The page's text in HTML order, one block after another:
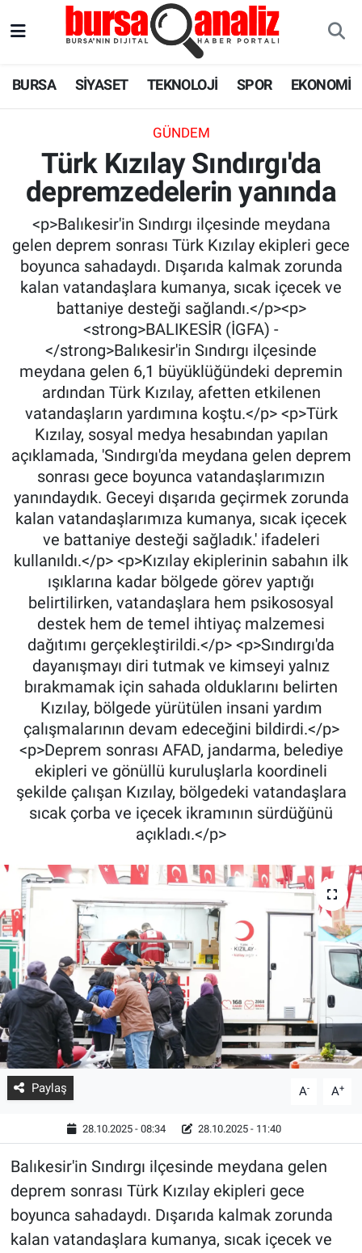
BURSA SİYASET TEKNOLOJİ SPOR EKONOMİ
GÜNDEM
Türk Kızılay Sındırgı'da
depremzedelerin yanında
<p>Balıkesir'in Sındırgı ilçesinde meydana
gelen deprem sonrası Türk Kızılay ekipleri gece
boyunca sahadaydı. Dışarıda kalmak zorunda
kalan vatandaşlara kumanya, sıcak içecek ve
battaniye desteği sağlandı.</p><p>
<strong>BALIKESİR (İGFA) -
</strong>Balıkesir'in Sındırgı ilçesinde
meydana gelen 6,1 büyüklüğündeki depremin
ardından Türk Kızılay, afetten etkilenen
vatandaşların yardımına koştu.</p> <p>Türk
Kızılay, sosyal medya hesabından yapılan
açıklamada, 'Sındırgı'da meydana gelen deprem
sonrası gece boyunca vatandaşlarımızın
yanındaydık. Geceyi dışarıda geçirmek zorunda
kalan vatandaşlarımıza kumanya, sıcak içecek
ve battaniye desteği sağladık.' ifadeleri
kullanıldı.</p> <p>Kızılay ekiplerinin sabahın ilk
ışıklarına kadar bölgede görev yaptığı
belirtilirken, vatandaşlara hem psikososyal
destek hem de temel ihtiyaç malzemesi
dağıtımı gerçekleştirildi.</p> <p>Sındırgı'da
dayanışmayı diri tutmak ve kimseyi yalnız
bırakmamak için sahada olduklarını belirten
Kızılay, bölgede yürütülen insani yardım
çalışmalarının devam edeceğini bildirdi.</p>
<p>Deprem sonrası AFAD, jandarma, belediye
ekipleri ve gönüllü kuruluşlarla koordineli
şekilde çalışan Kızılay, bölgedeki vatandaşlara
sıcak çorba ve içecek ikramının sürdüğünü
açıkladı.</p>
Paylaş A- A+
28.10.2025 - 08:34 28.10.2025 - 11:40
Balıkesir'in Sındırgı ilçesinde meydana gelen
deprem sonrası Türk Kızılay ekipleri gece
boyunca sahadaydı. Dışarıda kalmak zorunda
kalan vatandaşlara kumanya, sıcak içecek ve
SPOR
EKONOMİ
SAĞLIK
ASTROLOJİ
BLOG
Süper Lig Puan Durumu ve Fikstür
Tüm Manşetler
Son Dakika Haberleri
Haber Arşivi